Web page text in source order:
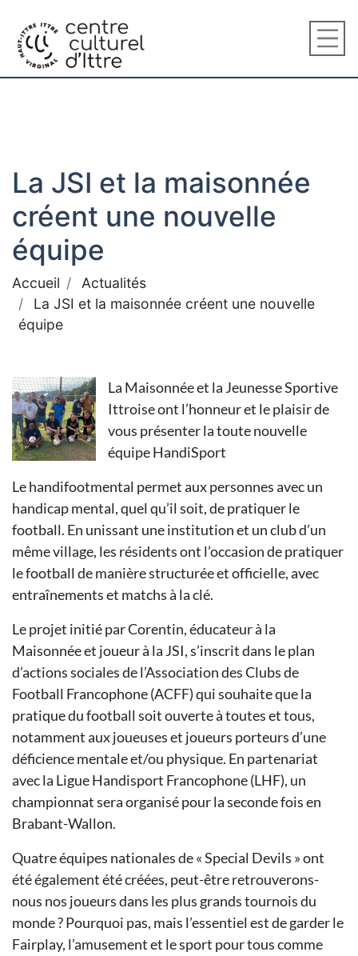
La JSI et la maisonnée
créent une nouvelle
équipe
Accueil
Actualités
La JSI et la maisonnée créent une nouvelle
équipe
La Maisonnée et la Jeunesse Sportive
Ittroise ont l’honneur et le plaisir de
vous présenter la toute nouvelle
équipe HandiSport
Le handifootmental permet aux personnes avec un
handicap mental, quel qu’il soit, de pratiquer le
football. En unissant une institution et un club d’un
même village, les résidents ont l’occasion de pratiquer
le football de manière structurée et officielle, avec
entraînements et matchs à la clé.
Le projet initié par Corentin, éducateur à la
Maisonnée et joueur à la JSI, s’inscrit dans le plan
d’actions sociales de l’Association des Clubs de
Football Francophone (ACFF) qui souhaite que la
pratique du football soit ouverte à toutes et tous,
notamment aux joueuses et joueurs porteurs d’une
déficience mentale et/ou physique. En partenariat
avec la Ligue Handisport Francophone (LHF), un
championnat sera organisé pour la seconde fois en
Brabant-Wallon.
Quatre équipes nationales de « Special Devils » ont
été également été créées, peut-être retrouverons-
nous nos joueurs dans les plus grands tournois du
monde ? Pourquoi pas, mais l’essentiel est de garder le
Fairplay, l’amusement et le sport pour tous comme